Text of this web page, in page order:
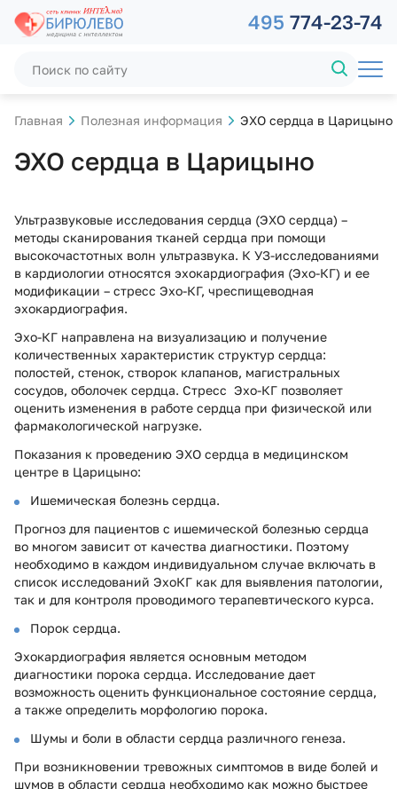
495 774-23-74
Главная Полезная информация ЭХО сердца в Царицыно
ЭХО сердца в Царицыно
Ультразвуковые исследования сердца (ЭХО сердца) –
методы сканирования тканей сердца при помощи
высокочастотных волн ультразвука. К УЗ-исследованиями
в кардиологии относятся эхокардиография (Эхо-КГ) и ее
модификации – стресс Эхо-КГ, чреспищеводная
эхокардиография.
Эхо-КГ направлена на визуализацию и получение
количественных характеристик структур сердца:
полостей, стенок, створок клапанов, магистральных
сосудов, оболочек сердца. Стресс Эхо-КГ позволяет
оценить изменения в работе сердца при физической или
фармакологической нагрузке.
Показания к проведению ЭХО сердца в медицинском
центре в Царицыно:
Ишемическая болезнь сердца.
Прогноз для пациентов с ишемической болезнью сердца
во многом зависит от качества диагностики. Поэтому
необходимо в каждом индивидуальном случае включать в
список исследований ЭхоКГ как для выявления патологии,
так и для контроля проводимого терапевтического курса.
Порок сердца.
Эхокардиография является основным методом
диагностики порока сердца. Исследование дает
возможность оценить функциональное состояние сердца,
а также определить морфологию порока.
Шумы и боли в области сердца различного генеза.
При возникновении тревожных симптомов в виде болей и
шумов в области сердца необходимо как можно быстрее